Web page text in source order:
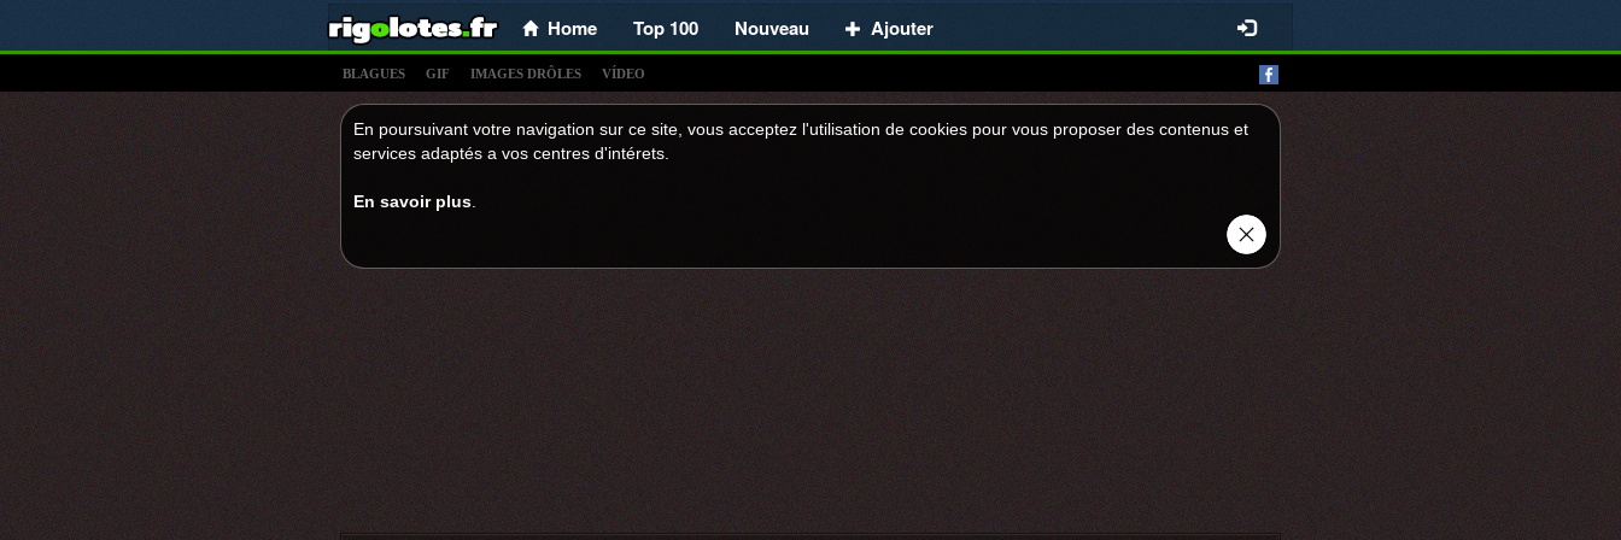
Home Top 100 Nouveau Ajouter
BLAGUES GIF IMAGES DRÔLES VÍDEO
En poursuivant votre navigation sur ce site, vous acceptez l'utilisation de cookies pour vous proposer des contenus et
services adaptés a vos centres d'intérets.
En savoir plus